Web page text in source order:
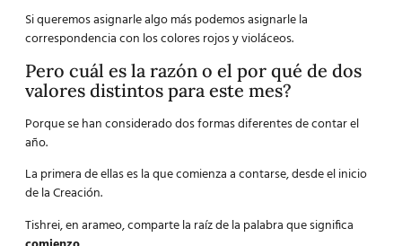
Si queremos asignarle algo más podemos asignarle la
correspondencia con los colores rojos y violáceos.
Pero cuál es la razón o el por qué de dos
valores distintos para este mes?
Porque se han considerado dos formas diferentes de contar el
año.
La primera de ellas es la que comienza a contarse, desde el inicio
de la Creación.
Tishrei, en arameo, comparte la raíz de la palabra que significa